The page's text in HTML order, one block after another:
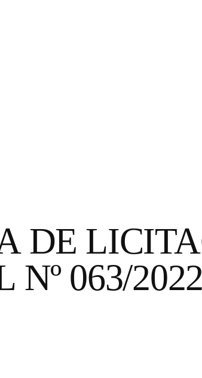
DE
Nº 063/2022